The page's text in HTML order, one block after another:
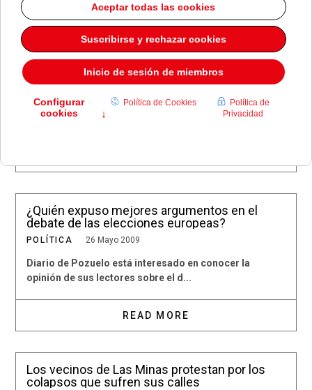
Pozuelo está presente en el Encuentro de
Consejos Escolares del Estado
NOTICIAS DE POZUELO
La concejala de Educación, María Jesús Castillo, ha
asistido a la XIX edici&...
¿Quién expuso mejores argumentos en el
debate de las elecciones europeas?
POLÍTICA 26 Mayo 2009
Diario de Pozuelo está interesado en conocer la
opinión de sus lectores sobre el d...
READ MORE
Los vecinos de Las Minas protestan por los
colapsos que sufren sus calles